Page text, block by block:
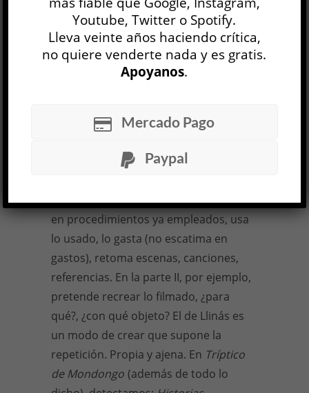
contar?
Los detractores —a diestra y siniestra
— tienen razón: Llinás se repite, pero
Clorindo Testa
soñaba con tocar los
conociera otra cosa que repetir y
destino. Nadie lo duda, Llinás reincide
en procedimientos ya empleados, usa
lo usado, lo gasta (no escatima en
gastos), retoma escenas, canciones,
referencias. En la parte II, por ejemplo,
pretende recrear lo filmado, ¿para
qué?, ¿con qué objeto? El de Llinás es
un modo de crear que supone la
repetición. Propia y ajena. En Tríptico
de Mondongo (además de todo lo
Youtube, Twitter o Spotify.
Lleva veinte años haciendo crítica,
no quiere venderte nada y es gratis.
Apoyanos.
Mercado Pago
Paypal